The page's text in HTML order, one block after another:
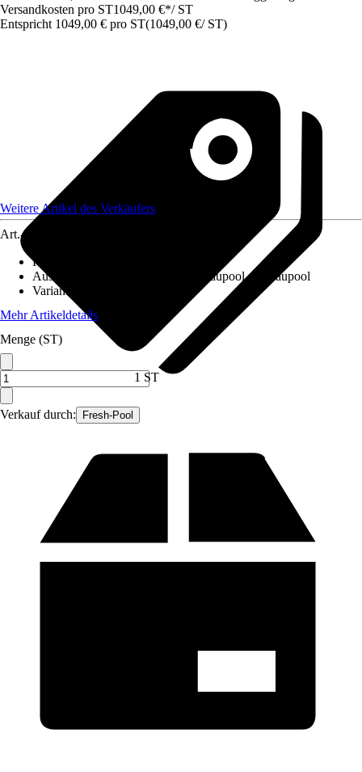
Versandkosten pro ST1049,00 €*/ ST
Entspricht 1049,00 € pro ST(1049,00 €/ ST)
Verkauf durch: Fresh-Pool
Weitere Artikel des Verkäufers
Art.-Nr.
Fassungsvermögen
Ausführung
Aufstellpool, Teileinbaupool, Einbaupool
Variante
Mehr Artikeldetails
Menge (ST)
1 ST